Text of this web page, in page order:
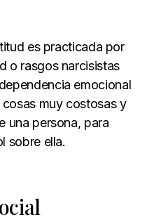
es practicada por
o rasgos narcisistas
emocional
muy costosas y
una persona, para
sobre ella.